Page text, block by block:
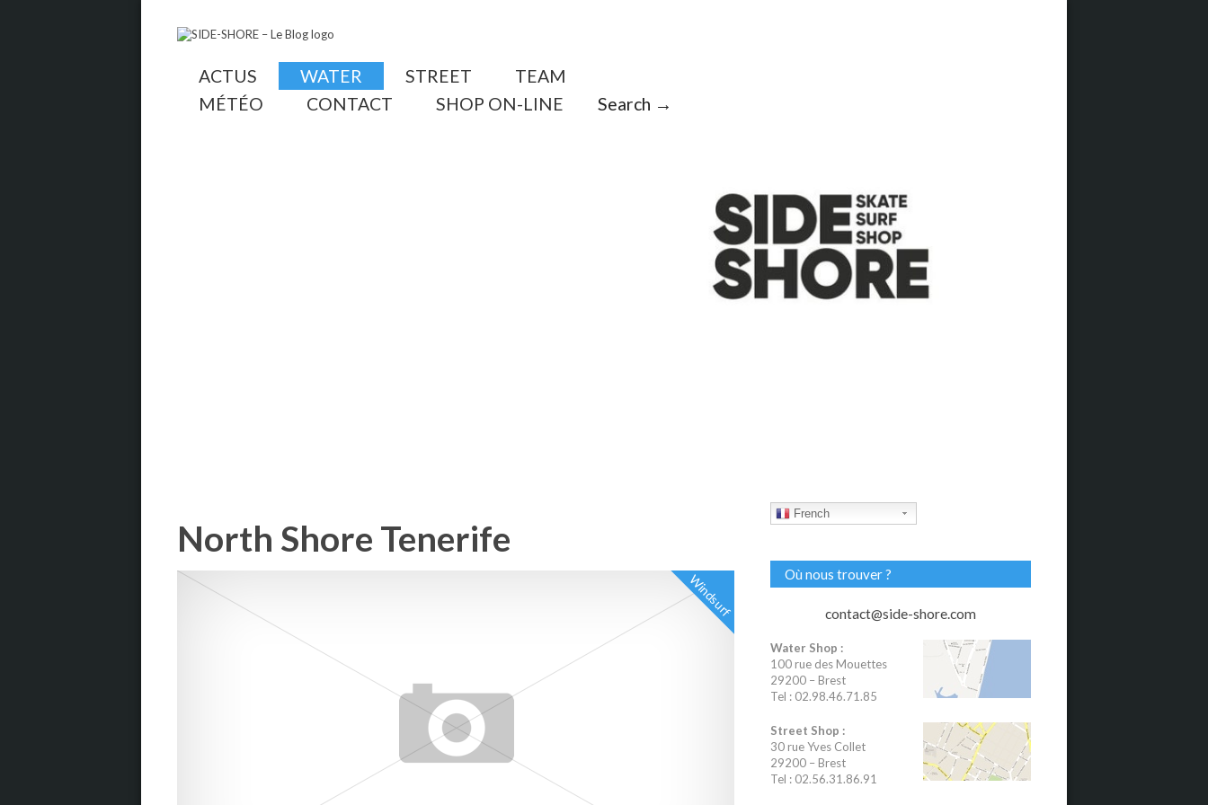
ACTUS WATER STREET
TEAM
MÉTÉO
CONTACT SHOP ON-LINE Search →
North Shore Tenerife
Windsurf
French
Où nous trouver ?
contact@side-shore.com
Water Shop :
100 rue des Mouettes
29200 – Brest
Tel : 02.98.46.71.85
Street Shop :
30 rue Yves Collet
29200 – Brest
Tel : 02.56.31.86.91